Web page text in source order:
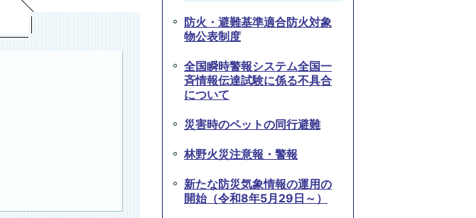
防火・避難基準適合防火対象
物公表制度
全国瞬時警報システム全国一
斉情報伝達試験に係る不具合
について
災害時のペットの同行避難
林野火災注意報・警報
新たな防災気象情報の運用の
開始（令和8年5月29日～）